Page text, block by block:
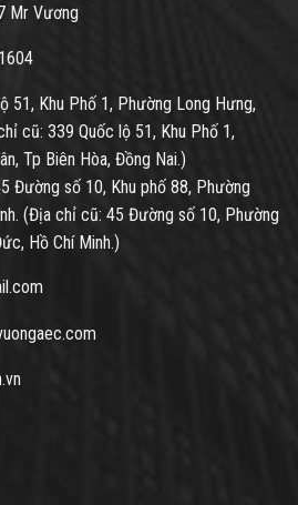
Mr Vương
51, Khu Phố 1, Phường Long Hưng,
cũ: 339 Quốc lộ 51, Khu Phố 1,
Tp Biên Hòa, Đồng Nai.)
Đường số 10, Khu phố 88, Phường
(Địa chỉ cũ: 45 Đường số 10, Phường
Hồ Chí Minh.)